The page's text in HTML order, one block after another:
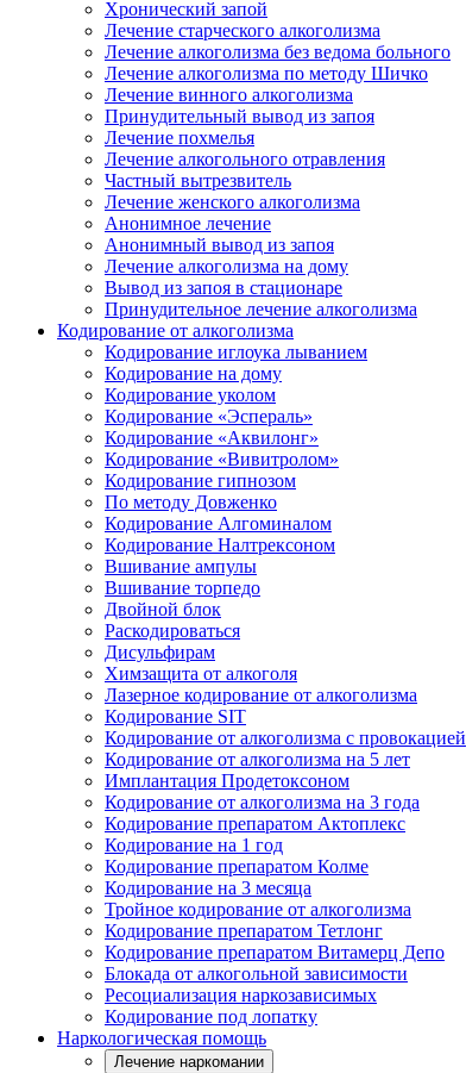
Хронический запой
Лечение старческого алкоголизма
Лечение алкоголизма без ведома больного
Лечение алкоголизма по методу Шичко
Лечение винного алкоголизма
Принудительный вывод из запоя
Лечение похмелья
Лечение алкогольного отравления
Частный вытрезвитель
Лечение женского алкоголизма
Анонимное лечение
Анонимный вывод из запоя
Лечение алкоголизма на дому
Вывод из запоя в стационаре
Принудительное лечение алкоголизма
Кодирование от алкоголизма
Кодирование иглоука лыванием
Кодирование на дому
Кодирование уколом
Кодирование «Эспераль»
Кодирование «Аквилонг»
Кодирование «Вивитролом»
Кодирование гипнозом
По методу Довженко
Кодирование Алгоминалом
Кодирование Налтрексоном
Вшивание ампулы
Вшивание торпедо
Двойной блок
Раскодироваться
Дисульфирам
Химзащита от алкоголя
Лазерное кодирование от алкоголизма
Кодирование SIT
Кодирование от алкоголизма с провокацией
Кодирование от алкоголизма на 5 лет
Имплантация Продетоксоном
Кодирование от алкоголизма на 3 года
Кодирование препаратом Актоплекс
Кодирование на 1 год
Кодирование препаратом Колме
Кодирование на 3 месяца
Тройное кодирование от алкоголизма
Кодирование препаратом Тетлонг
Кодирование препаратом Витамерц Депо
Блокада от алкогольной зависимости
Ресоциализация наркозависимых
Кодирование под лопатку
Наркологическая помощь
Лечение наркомании